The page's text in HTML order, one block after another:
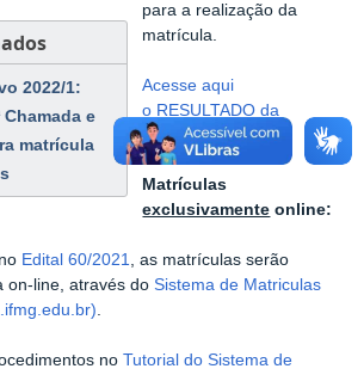
2022/1:
e
matrícula
para a realização da
matrícula.
Acesse aqui
o RESULTADO da
4ª CHAMADA
Matrículas
exclusivamente online:
Edital 60/2021, as matrículas serão
on-line, através do Sistema de Matriculas
.
no Tutorial do Sistema de